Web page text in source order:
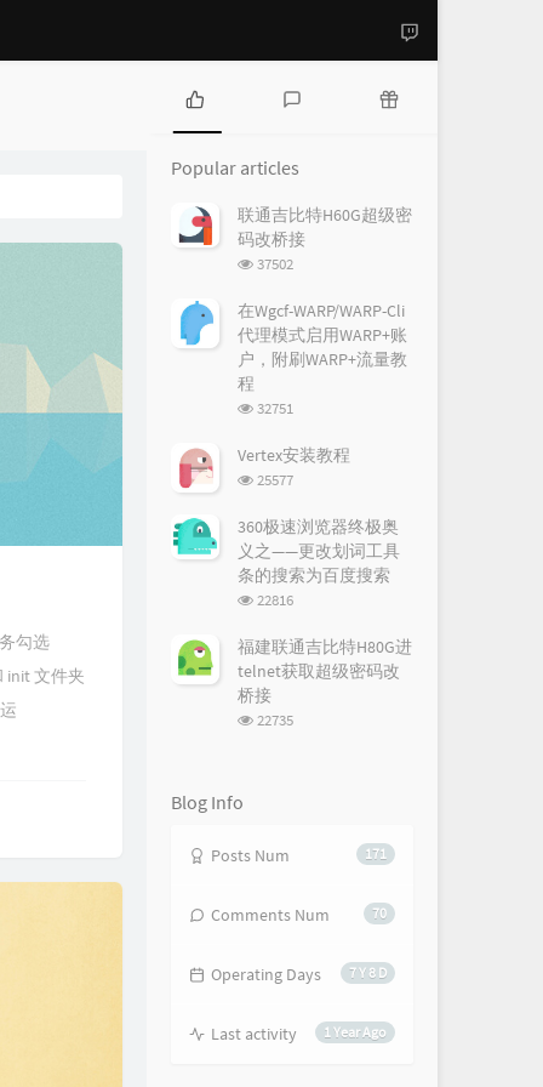
勾选
init 文件夹
P
p
u
l
a
a
r
t
e
s
t
e
s
t
o
m
m
e
s
d
o
r
t
i
c
Popular articles
联通吉比特H60G超级密
码改桥接
浏
次
数:
37502
在Wgcf-WARP/WARP-Cli
代理模式启用WARP+账
户，附刷WARP+流量教
程
浏
次
32751
Vertex安装教程
浏
次
数:
25577
360极速浏览器终极奥
义之——更改划词工具
条的搜索为百度搜索
浏
次
数:
22816
福建联通吉比特H80G进
telnet获取超级密码改
桥接
浏
22735
Blog Info
171
Posts Num
70
Comments Num
7 Y 8 D
Operating Days
1 Year Ago
Last activity